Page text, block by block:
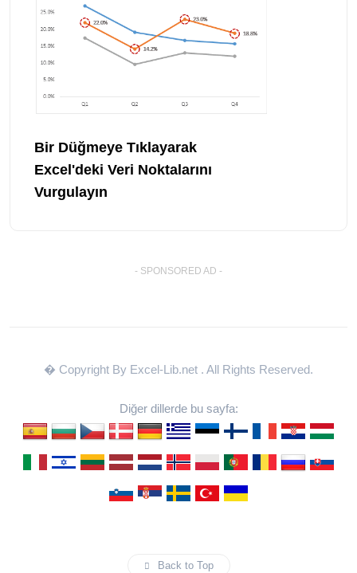
Bir Düğmeye Tıklayarak
Excel'deki Veri Noktalarını
Vurgulayın
- SPONSORED AD -
� Copyright By Excel-Lib.net . All Rights Reserved.
Diğer dillerde bu sayfa:
Back to Top